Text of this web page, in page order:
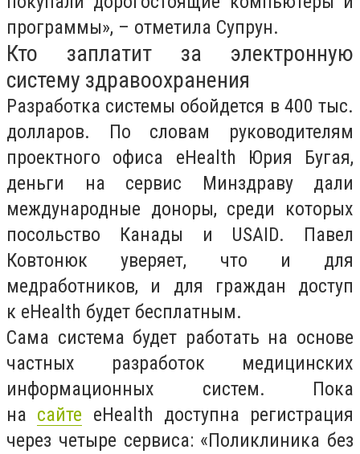
программы», – отметила Супрун.
Кто заплатит за электронную
систему здравоохранения
Разработка системы обойдется в 400 тыс.
долларов. По словам руководителям
проектного офиса eHealth Юрия Бугая,
деньги на сервис Минздраву дали
международные доноры, среди которых
посольство Канады и USAID. Павел
Ковтонюк уверяет, что и для
медработников, и для граждан доступ
к eHealth будет бесплатным.
Сама система будет работать на основе
частных разработок медицинских
информационных систем. Пока
на сайте eHealth доступна регистрация
через четыре сервиса: «Поликлиника без